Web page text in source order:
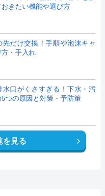
きたい機能や選び方
先だけ交換！手順や泡沫キャ
・手入れ
水口がくさすぎる！下水・汚
つの原因と対策・予防策
を見る